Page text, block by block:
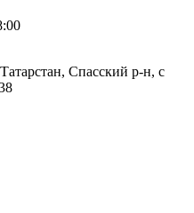
Спасский р-н, с